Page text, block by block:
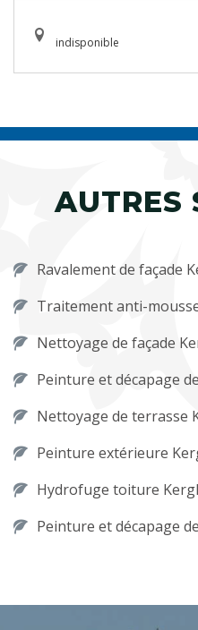
indisponible
AUTRES
Ravalement de façade
Traitement anti-
Nettoyage de façade
Peinture et décapage
Nettoyage de terrasse
Peinture extérieure
Hydrofuge toiture
Peinture et décapage